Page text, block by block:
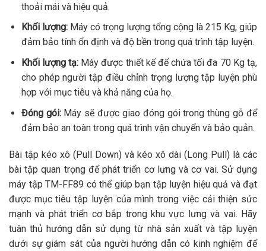
thoải mái và hiệu quả.
Khối lượng:Máy có trọng lượng tổng cộng là 215 Kg, giúp
đảm bảo tính ổn định và độ bền trong quá trình tập luyện.
Khối lượng tạ: Máy được thiết kế để chứa tối đa 70 Kg tạ,
cho phép người tập điều chỉnh trọng lượng tập luyện phù
hợp với mục tiêu và khả năng của họ.
Đóng gói:Máy sẽ được giao đóng gói trong thùng gỗ để
đảm bảo an toàn trong quá trình vận chuyển và bảo quản.
Bài tập kéo xô (Pull Down) và kéo xô dài (Long Pull) là các
bài tập quan trọng để phát triển cơ lưng và cơ vai. Sử dụng
máy tập TM-FF89 có thể giúp bạn tập luyện hiệu quả và đạt
được mục tiêu tập luyện của mình trong việc cải thiện sức
mạnh và phát triển cơ bắp trong khu vực lưng và vai. Hãy
tuân thủ hướng dẫn sử dụng từ nhà sản xuất và tập luyện
dưới sự giám sát của người hướng dẫn có kinh nghiệm để